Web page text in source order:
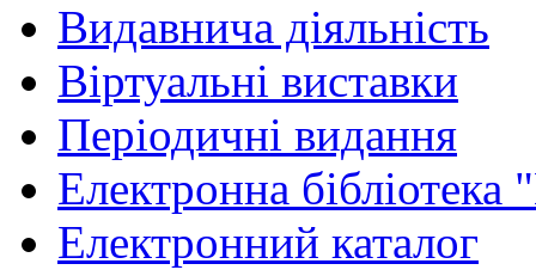
Видавнича діяльність
Віртуальні виставки
Періодичні видання
Електронна
Електронний каталог